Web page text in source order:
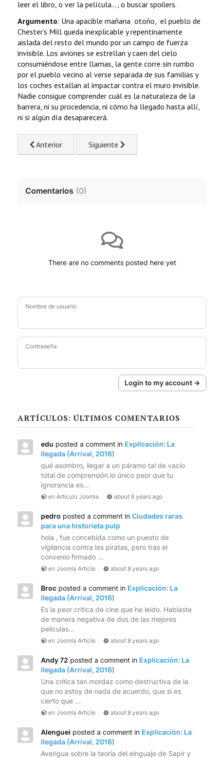
leer el libro, o ver la película..., o buscar spoilers.
Argumento: Una apacible mañana otoño, el pueblo de
Chester’s Mill queda inexplicable y repentinamente
aislada del resto del mundo por un campo de fuerza
invisible. Los aviones se estrellan y caen del cielo
consumiéndose entre llamas, la gente corre sin rumbo
por el pueblo vecino al verse separada de sus familias y
los coches estallan al impactar contra el muro invisible.
Nadie consigue comprender cuál es la naturaleza de la
barrera, ni su procedencia, ni cómo ha llegado hasta allí,
ni si algún día desaparecerá.
Previous article: The Walking Dead, temporada 4.
Anterior Next article: El Capitán Alatriste,
Siguiente
Comentarios (0)
There are no comments posted here yet
Nombre de usuario
Contraseña
Login to my account →
ARTÍCULOS: ÚLTIMOS COMENTARIOS
edu posted a comment in Explicación: La
llegada (Arrival, 2016)
qué asombro, llegar a un páramo tal de vacío
total de comprensión.lo único peor que tu
ignorancia es...
en Artículo Joomla about 8 years ago
pedro posted a comment in Ciudades raras
para una historieta pulp
hola , fue concebida como un puesto de
vigilancia contra los piratas, pero tras el
convenio firmado ...
en Joomla Article about 8 years ago
Broc posted a comment in Explicación: La
llegada (Arrival, 2016)
Es la peor critica de cine que he leido. Hablaste
de manera negativa de dos de las mejores
peliculas...
en Joomla Article about 8 years ago
Andy 72 posted a comment in Explicación: La
llegada (Arrival, 2016)
Una crítica tan mordaz como destructiva de la
que no estoy de nada de acuerdo, que si es
cierto que ...
en Joomla Article about 8 years ago
Alenguei posted a comment in Explicación: La
llegada (Arrival, 2016)
Averigua sobre la teoría del elnguaje de Sapir y